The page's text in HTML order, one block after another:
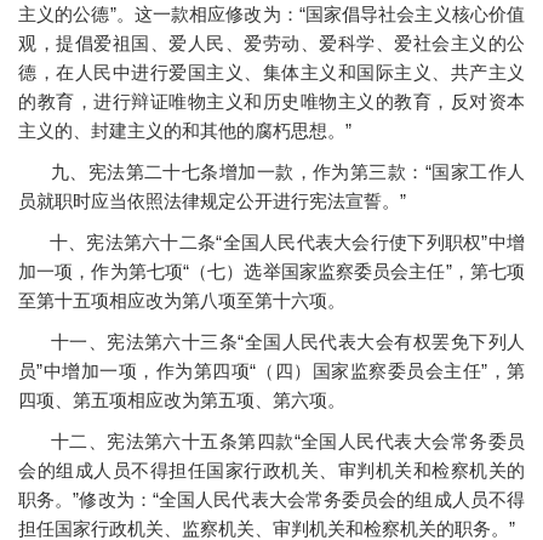
主义的公德”。这一款相应修改为：“国家倡导社会主义核心价值
观，提倡爱祖国、爱人民、爱劳动、爱科学、爱社会主义的公
德，在人民中进行爱国主义、集体主义和国际主义、共产主义
的教育，进行辩证唯物主义和历史唯物主义的教育，反对资本
主义的、封建主义的和其他的腐朽思想。”
九、宪法第二十七条增加一款，作为第三款：“国家工作人
员就职时应当依照法律规定公开进行宪法宣誓。”
十、宪法第六十二条“全国人民代表大会行使下列职权”中增
加一项，作为第七项“（七）选举国家监察委员会主任”，第七项
至第十五项相应改为第八项至第十六项。
十一、宪法第六十三条“全国人民代表大会有权罢免下列人
员”中增加一项，作为第四项“（四）国家监察委员会主任”，第
四项、第五项相应改为第五项、第六项。
十二、宪法第六十五条第四款“全国人民代表大会常务委员
会的组成人员不得担任国家行政机关、审判机关和检察机关的
职务。”修改为：“全国人民代表大会常务委员会的组成人员不得
担任国家行政机关、监察机关、审判机关和检察机关的职务。”